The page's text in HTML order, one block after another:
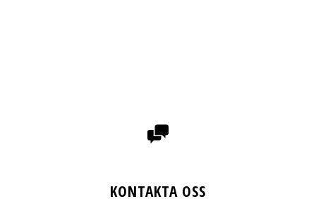
KONTAKTA OSS